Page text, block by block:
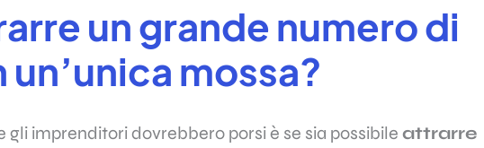
un grande numero di
mossa?
gli imprenditori dovrebbero porsi è se sia possibile attrarre